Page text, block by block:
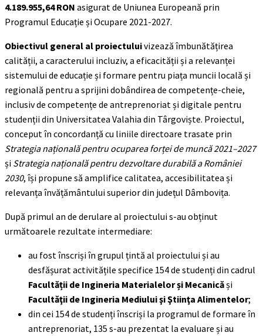
4.189.955,64 RON asigurat de Uniunea Europeană prin
Programul Educație și Ocupare 2021-2027.
Obiectivul general al proiectuluivizează îmbunătățirea
calității, a caracterului incluziv, a eficacității și a relevanței
sistemului de educație și formare pentru piața muncii locală și
regională pentru a sprijini dobândirea de competențe-cheie,
inclusiv de competențe de antreprenoriat și digitale pentru
studenții din Universitatea Valahia din Târgoviște. Proiectul,
conceput în concordanță cu liniile directoare trasate prin
Strategia națională pentru ocuparea forței de muncă 2021–2027
și Strategia națională pentru dezvoltare durabilă a României
2030, își propune să amplifice calitatea, accesibilitatea și
relevanța învățământului superior din județul Dâmbovița.
După primul an de derulare al proiectului s-au obținut
următoarele rezultate intermediare:
au fost înscriși în grupul țintă al proiectului și au
desfășurat activitățile specifice 154 de studenți din cadrul
Facultății de Ingineria Materialelorși Mecanicăși
Facultăţii de Ingineria Mediului şi Ştiinţa Alimentelor;
din cei 154 de studenți înscriși la programul de formare în
antreprenoriat, 135 s-au prezentat la evaluare și au